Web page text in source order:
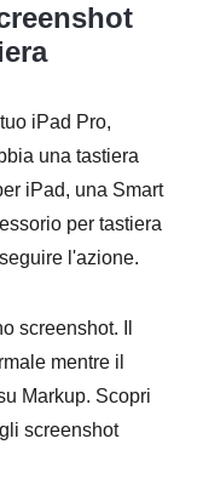
iPad Pro,
una tastiera
iPad, una Smart
per tastiera
l'azione.
screenshot. Il
mentre il
Markup. Scopri
screenshot